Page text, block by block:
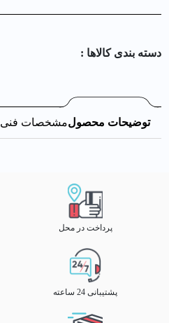
دسته بندی کالا‌ها :
توضیحات محصولمشخصات فنی
پرداخت در محل
پشتیبانی 24 ساعته